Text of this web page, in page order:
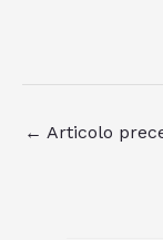
← Articolo